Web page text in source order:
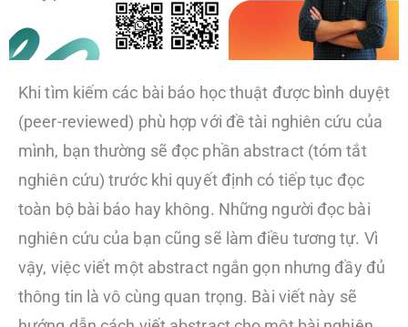
Khi tìm kiếm các bài báo học thuật được bình duyệt
(peer-reviewed) phù hợp với đề tài nghiên cứu của
mình, bạn thường sẽ đọc phần abstract (tóm tắt
nghiên cứu) trước khi quyết định có tiếp tục đọc
toàn bộ bài báo hay không. Những người đọc bài
nghiên cứu của bạn cũng sẽ làm điều tương tự. Vì
vậy, việc viết một abstract ngắn gọn nhưng đầy đủ
thông tin là vô cùng quan trọng. Bài viết này sẽ